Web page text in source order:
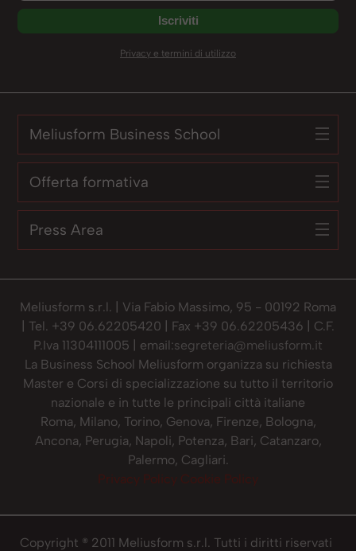
Privacy e termini di utilizzo
Meliusform Business School
Offerta formativa
Press Area
Meliusform s.r.l. | Via Fabio Massimo, 95 - 00192 Roma
| Tel. +39 06.62205420 | Fax +39 06.62205436 | C.F.
P.Iva 11304111005 | email:segreteria@meliusform.it
La Business School Meliusform organizza su richiesta
Master e Corsi di specializzazione su tutto il territorio
nazionale e in tutte le principali città italiane
Roma, Milano, Torino, Genova, Firenze, Bologna,
Ancona, Perugia, Napoli, Potenza, Bari, Catanzaro,
Palermo, Cagliari.
Privacy Policy Cookie Policy
Copyright ® 2011 Meliusform s.r.l. Tutti i diritti riservati